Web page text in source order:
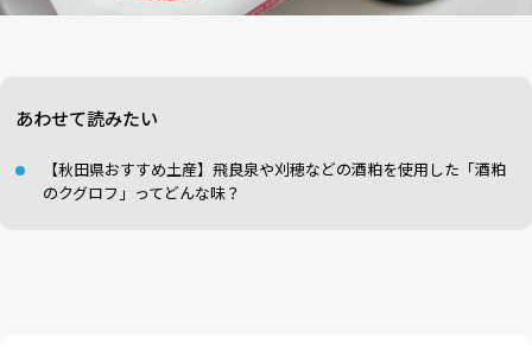
あわせて読みたい
【秋田県おすすめ土産】飛良泉や刈穂などの酒粕を使用した「酒粕
のクグロフ」ってどんな味？